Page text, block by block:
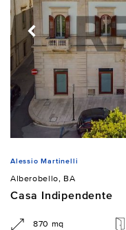
Alessio Martinelli
Alberobello, BA
Casa Indipendente
870 mq